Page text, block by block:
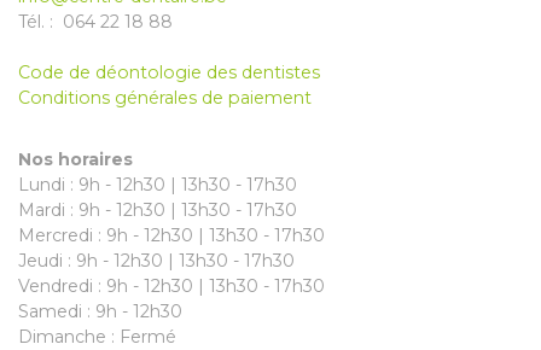
Tél. : 064 22 18 88
Code de déontologie des dentistes
Conditions générales de paiement
Nos horaires
Lundi : 9h - 12h30 | 13h30 - 17h30
Mardi : 9h - 12h30 | 13h30 - 17h30
Mercredi : 9h - 12h30 | 13h30 - 17h30
Jeudi : 9h - 12h30 | 13h30 - 17h30
Vendredi : 9h - 12h30 | 13h30 - 17h30
Samedi : 9h - 12h30
Dimanche : Fermé